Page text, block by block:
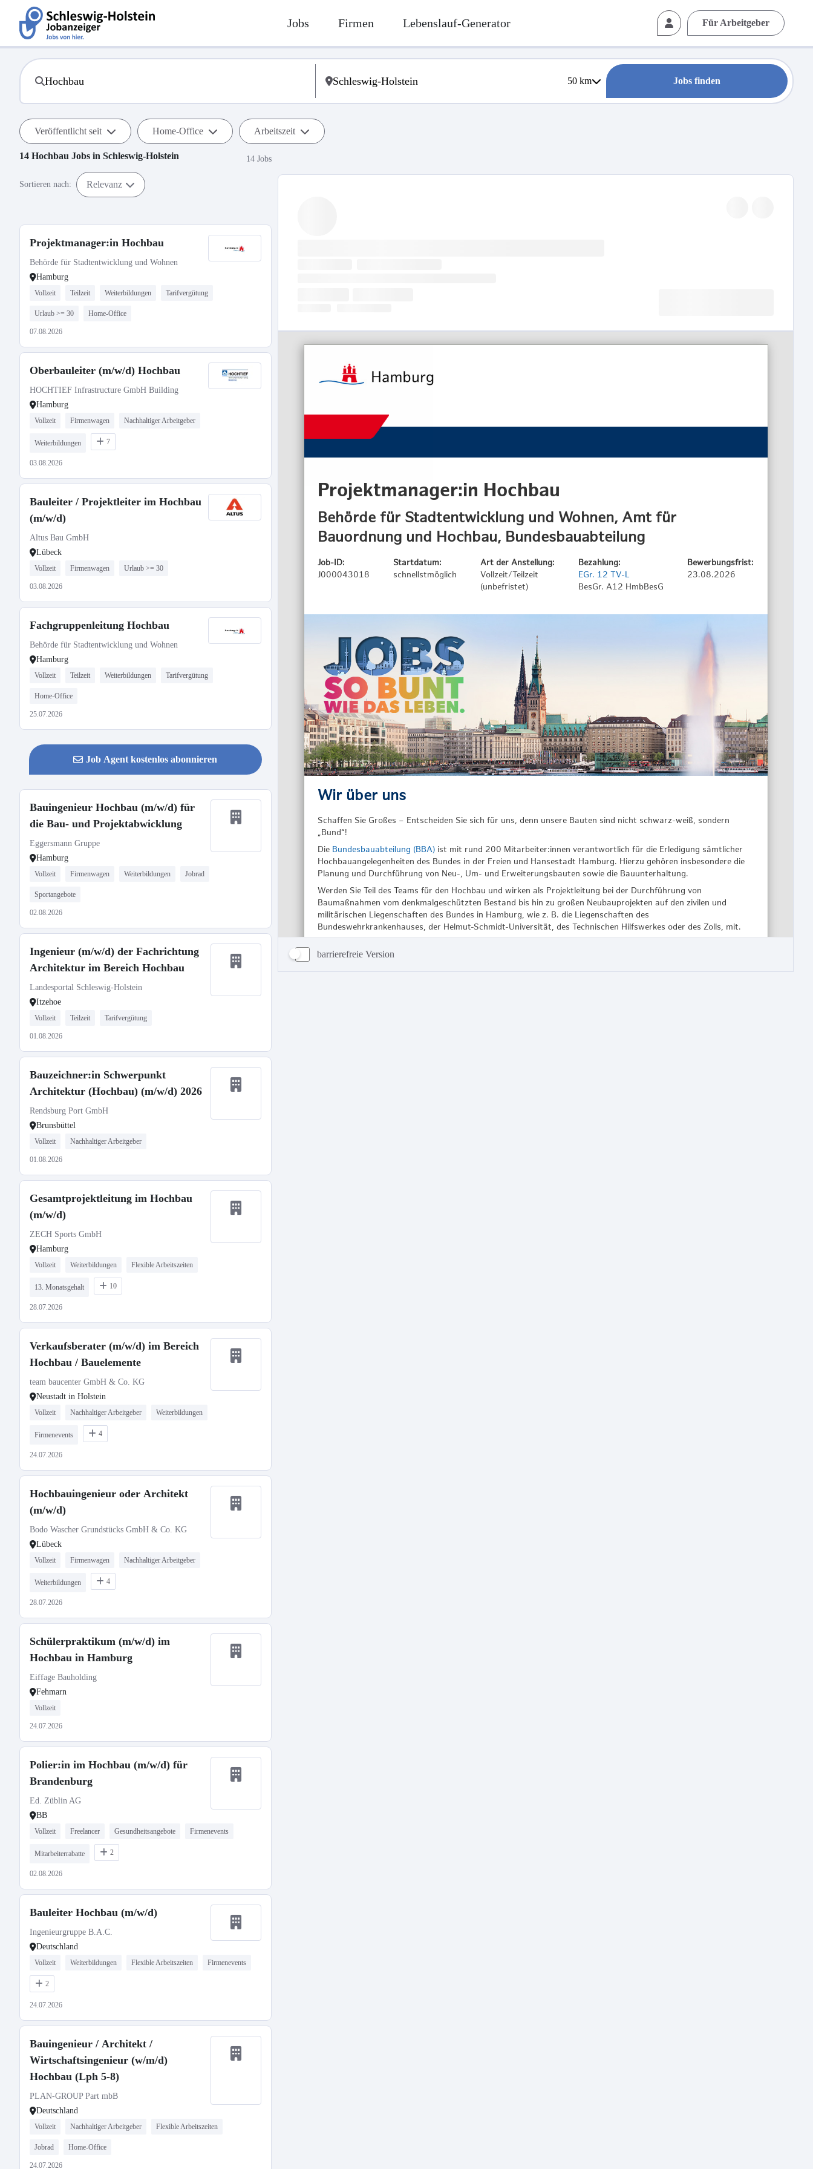
Jobs Firmen Lebenslauf-Generator Für Arbeitgeber
50km Jobs finden
Veröffentlicht seit Home-Office Arbeitszeit
14 Hochbau Jobs in Schleswig-Holstein 14 Jobs
Sortieren nach: Relevanz
Projektmanager:in Hochbau
Behörde für Stadtentwicklung und Wohnen
Hamburg
Vollzeit Teilzeit Weiterbildungen Tarifvergütung
Urlaub >= 30 Home-Office
07.08.2026
Oberbauleiter (m/w/d) Hochbau
HOCHTIEF Infrastructure GmbH Building
Hamburg
Vollzeit Firmenwagen Nachhaltiger Arbeitgeber
Weiterbildungen 7
03.08.2026
Bauleiter / Projektleiter im Hochbau
(m/w/d)
Altus Bau GmbH
Lübeck
Vollzeit Firmenwagen Urlaub >= 30
03.08.2026
Fachgruppenleitung Hochbau
Behörde für Stadtentwicklung und Wohnen
Hamburg
Vollzeit Teilzeit Weiterbildungen Tarifvergütung
Home-Office
25.07.2026
Job Agent kostenlos abonnieren
Bauingenieur Hochbau (m/w/d) für
die Bau- und Projektabwicklung
Eggersmann Gruppe
Hamburg
Vollzeit Firmenwagen Weiterbildungen Jobrad
Sportangebote
02.08.2026
Ingenieur (m/w/d) der Fachrichtung
Architektur im Bereich Hochbau
Landesportal Schleswig-Holstein
Itzehoe
Vollzeit Teilzeit Tarifvergütung
01.08.2026
Bauzeichner:in Schwerpunkt
Architektur (Hochbau) (m/w/d) 2026
Rendsburg Port GmbH
Brunsbüttel
Vollzeit Nachhaltiger Arbeitgeber
01.08.2026
Gesamtprojektleitung im Hochbau
(m/w/d)
ZECH Sports GmbH
Hamburg
Vollzeit Weiterbildungen Flexible Arbeitszeiten
13. Monatsgehalt 10
28.07.2026
Verkaufsberater (m/w/d) im Bereich
Hochbau / Bauelemente
team baucenter GmbH & Co. KG
Neustadt in Holstein
Vollzeit Nachhaltiger Arbeitgeber Weiterbildungen
Firmenevents 4
24.07.2026
Hochbauingenieur oder Architekt
(m/w/d)
Bodo Wascher Grundstücks GmbH & Co. KG
Lübeck
Vollzeit Firmenwagen Nachhaltiger Arbeitgeber
Weiterbildungen 4
28.07.2026
Schülerpraktikum (m/w/d) im
Hochbau in Hamburg
Eiffage Bauholding
Fehmarn
Vollzeit
24.07.2026
Polier:in im Hochbau (m/w/d) für
Brandenburg
Ed. Züblin AG
BB
Vollzeit Freelancer Gesundheitsangebote Firmenevents
Mitarbeiterrabatte 2
02.08.2026
Bauleiter Hochbau (m/w/d)
Ingenieurgruppe B.A.C.
Deutschland
Vollzeit Weiterbildungen Flexible Arbeitszeiten Firmenevents
2
24.07.2026
Bauingenieur / Architekt /
Wirtschaftsingenieur (w/m/d)
Hochbau (Lph 5-8)
PLAN-GROUP Part mbB
Deutschland
Vollzeit Nachhaltiger Arbeitgeber Flexible Arbeitszeiten
Jobrad Home-Office
24.07.2026
barrierefreie Version